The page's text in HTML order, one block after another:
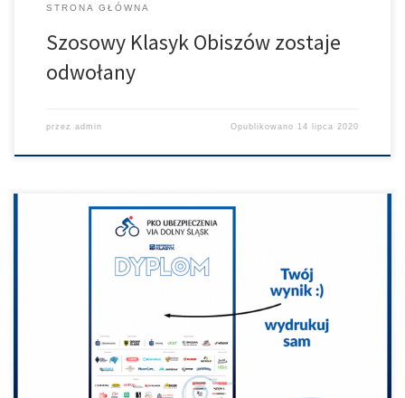
STRONA GŁÓWNA
Szosowy Klasyk Obiszów zostaje
odwołany
przez admin Opublikowano 14 lipca 2020
Pod poniższym linkiem można sobie wygenerować dyplom do
> https://bit.ly/2AHaiS0 #PKOUbezpieczenia | PKO Leasing
S.A. | PKO Bank Polski | #MojDom24 | Szosowy Klasyk